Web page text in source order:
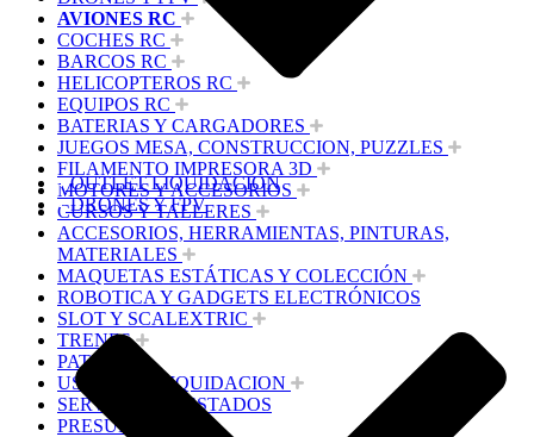
AVIONES RC
COCHES RC
BARCOS RC
HELICOPTEROS RC
EQUIPOS RC
BATERIAS Y CARGADORES
JUEGOS MESA, CONSTRUCCION, PUZZLES
FILAMENTO IMPRESORA 3D
MOTORES Y ACCESORIOS
CURSOS Y TALLERES
ACCESORIOS, HERRAMIENTAS, PINTURAS,
MATERIALES
MAQUETAS ESTÁTICAS Y COLECCIÓN
ROBOTICA Y GADGETS ELECTRÓNICOS
SLOT Y SCALEXTRIC
TRENES
PATINES
USADOS Y LIQUIDACION
SERVICIOS PRESTADOS
PRESUPUESTOS
OUTLET LIQUIDACION
DRONES Y FPV